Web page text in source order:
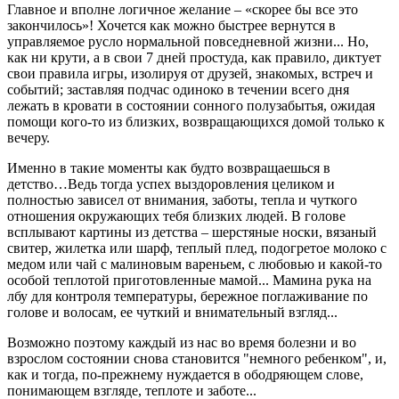
Главное и вполне логичное желание – «скорее бы все это
закончилось»! Хочется как можно быстрее вернутся в
управляемое русло нормальной повседневной жизни... Но,
как ни крути, а в свои 7 дней простуда, как правило, диктует
свои правила игры, изолируя от друзей, знакомых, встреч и
событий; заставляя подчас одиноко в течении всего дня
лежать в кровати в состоянии сонного полузабытья, ожидая
помощи кого-то из близких, возвращающихся домой только к
вечеру.
Именно в такие моменты как будто возвращаешься в
детство…Ведь тогда успех выздоровления целиком и
полностью зависел от внимания, заботы, тепла и чуткого
отношения окружающих тебя близких людей. В голове
всплывают картины из детства – шерстяные носки, вязаный
свитер, жилетка или шарф, теплый плед, подогретое молоко с
медом или чай с малиновым вареньем, с любовью и какой-то
особой теплотой приготовленные мамой... Мамина рука на
лбу для контроля температуры, бережное поглаживание по
голове и волосам, ее чуткий и внимательный взгляд...
Возможно поэтому каждый из нас во время болезни и во
взрослом состоянии снова становится "немного ребенком", и,
как и тогда, по-прежнему нуждается в ободряющем слове,
понимающем взгляде, теплоте и заботе...